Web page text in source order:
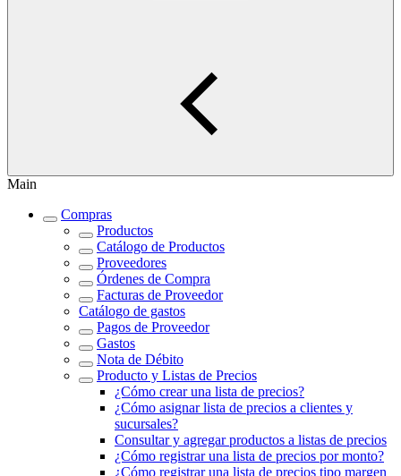
Main
Compras
Productos
Catálogo de Productos
Proveedores
Órdenes de Compra
Facturas de Proveedor
Catálogo de gastos
Pagos de Proveedor
Gastos
Nota de Débito
Producto y Listas de Precios
¿Cómo crear una lista de precios?
¿Cómo asignar lista de precios a clientes y
sucursales?
Consultar y agregar productos a listas de precios
¿Cómo registrar una lista de precios por monto?
¿Cómo registrar una lista de precios tipo margen